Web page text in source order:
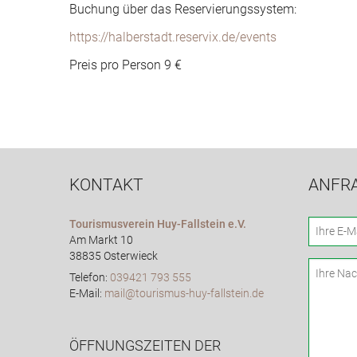
Buchung über das Reservierungssystem:
https://halberstadt.reservix.de/events
Preis pro Person 9 €
KONTAKT
Tourismusverein Huy-Fallstein e.V.
Am Markt 10
38835 Osterwieck
Telefon: 039421 793 555
E-Mail: mail@tourismus-huy-fallstein.de
ÖFFNUNGSZEITEN DER